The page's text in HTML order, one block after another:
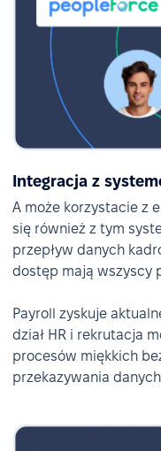
Integracja z
A może korzystacie z
się również z tym
przepływ danych
dostęp mają wszyscy
Payroll zyskuje
dział HR i rekrutacja
procesów miękkich
przekazywania